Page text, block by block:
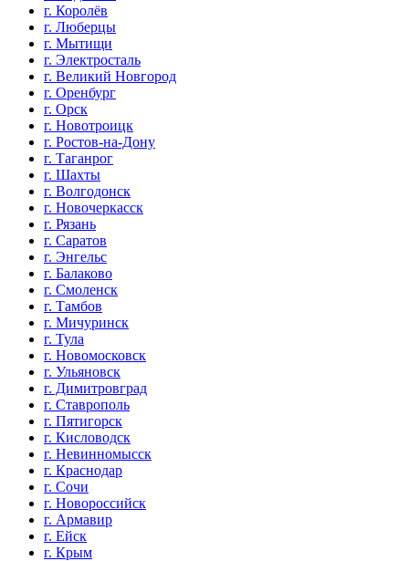
г. Королёв
г. Люберцы
г. Мытищи
г. Электросталь
г. Великий Новгород
г. Оренбург
г. Орск
г. Новотроицк
г. Ростов-на-Дону
г. Таганрог
г. Шахты
г. Волгодонск
г. Новочеркасск
г. Рязань
г. Саратов
г. Энгельс
г. Балаково
г. Смоленск
г. Тамбов
г. Мичуринск
г. Тула
г. Новомосковск
г. Ульяновск
г. Димитровград
г. Ставрополь
г. Пятигорск
г. Кисловодск
г. Невинномысск
г. Краснодар
г. Сочи
г. Новороссийск
г. Армавир
г. Ейск
г. Крым